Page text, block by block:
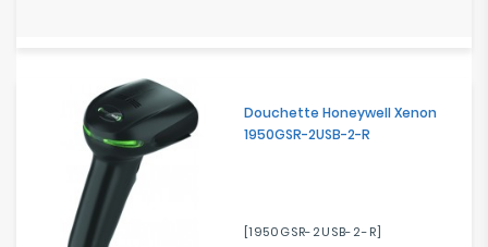
Douchette Honeywell Xenon
1950GSR-2USB-2-R
[1950GSR-2USB-2-R]